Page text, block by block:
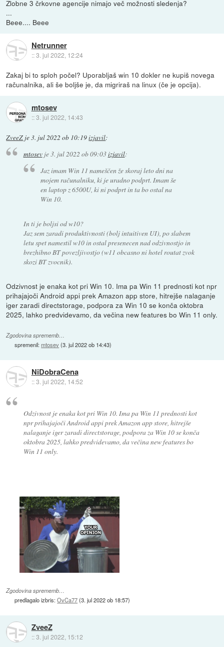
Zlobne 3 črkovne agencije nimajo več možnosti sledenja?
...
Beee.... Beee
Netrunner
::3. jul 2022, 12:24
Zakaj bi to sploh počel? Uporabljaš win 10 dokler ne kupiš novega
računalnika, ali še boljše je, da migriraš na linux (če je opcija).
mtosev
::3. jul 2022, 14:43
ZveeZ je3. jul 2022 ob 10:19izjavil:
mtosevje3. jul 2022 ob 09:03izjavil:
Jaz imam Win 11 nameščen že skoraj leto dni na
mojem računalniku, ki je uradno podprt. Imam še
en laptop z 6500U, ki ni podprt in ta bo ostal na
Win 10.
In ti je boljsi od w10?
Jaz sem zaradi produktivnosti (bolj intuitiven UI), po slabem
letu spet namestil w10 in ostal presenecen nad odzivnostjo in
brezhibno BT povezljivostjo (w11 obcasno ni hotel routat zvok
skozi BT zvocnik).
Odzivnost je enaka kot pri Win 10. Ima pa Win 11 prednosti kot npr
prihajajoči Android appi prek Amazon app store, hitrejše nalaganje
iger zaradi directstorage, podpora za Win 10 se konča oktobra
2025, lahko predvidevamo, da večina new features bo Win 11 only.
Zgodovina sprememb…
spremenil:mtosev(3. jul 2022 ob 14:43)
NiDobraCena
::3. jul 2022, 14:52
Odzivnost je enaka kot pri Win 10. Ima pa Win 11 prednosti kot
npr prihajajoči Android appi prek Amazon app store, hitrejše
nalaganje iger zaradi directstorage, podpora za Win 10 se konča
oktobra 2025, lahko predvidevamo, da večina new features bo
Win 11 only.
Zgodovina sprememb…
predlagalo izbris:OvCa77(3. jul 2022 ob 18:57)
ZveeZ
::3. jul 2022, 15:12